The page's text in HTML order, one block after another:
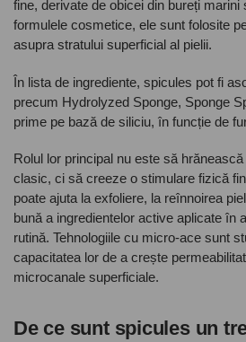
fine, derivate de obicei din bureți marini
formulele cosmetice, ele sunt folosite
asupra stratului superficial al pielii.
În lista de ingrediente, spicules pot fi
precum Hydrolyzed Sponge, Sponge
prime pe bază de siliciu, în funcție de
Rolul lor principal nu este să
clasic, ci să creeze o stimulare fizică
poate ajuta la exfoliere, la reînnoirea
bună a ingredientelor active aplicate în
rutină. Tehnologiile cu micro-ace sunt
capacitatea lor de a crește
microcanale superficiale.
De ce sunt spicules un